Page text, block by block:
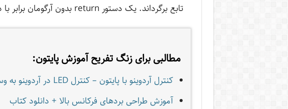
تابع برگرداند. یک دستور return بدون آرگومان برابر با دستور return None می‌باشد.
مطالبی برای زنگ تفریح آموزش پایتون:
کنترل آردوینو با پایتون – کنترل LED در آردوینو به وسیله پایتون
آموزش طراحی بردهای فرکانس بالا + دانلود کتاب